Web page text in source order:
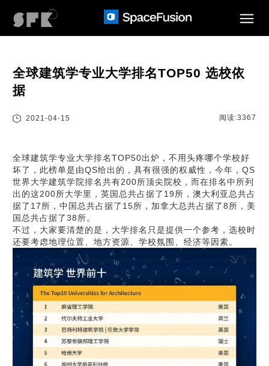
全球建筑学专业大学排名TOP50 选校依
据
2021-04-15 阅读:3367
全球建筑学专业大学排名TOP50出炉，不用头疼哪个学校好
坏了，此榜单是由QS给出的，具有很强的权威性，今年，QS
世界大学建筑学院排名共有200所顶尖院校，而在排名中所列
出的这200所大学里，英国总共占据了19所，澳大利亚总共占
据了17所，中国总共占据了15所，加拿大总共占据了8所，美
国总共占据了38所。
不过，大家要清楚的是，大学排名只是提供一个参考，选校时
还要考虑地理位置、地方资源、学校氛围、经济等因素。